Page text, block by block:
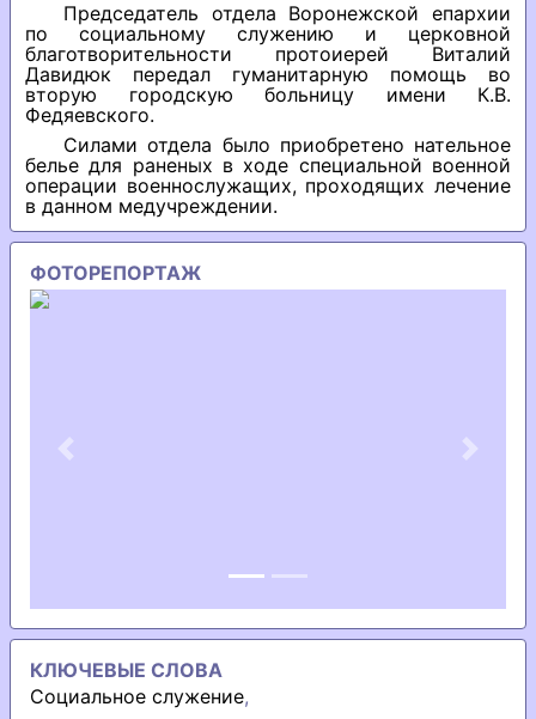
Председатель отдела Воронежской епархии
по социальному служению и церковной
благотворительности протоиерей Виталий
Давидюк передал гуманитарную помощь во
вторую городскую больницу имени К.В.
Федяевского.
Силами отдела было приобретено нательное
белье для раненых в ходе специальной военной
операции военнослужащих, проходящих лечение
в данном медучреждении.
ФОТОРЕПОРТАЖ
Previous Next
КЛЮЧЕВЫЕ СЛОВА
Социальное служение,